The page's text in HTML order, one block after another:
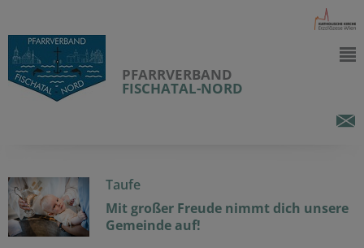
PFARRVERBAND
FISCHATAL-NORD
Taufe
Mit großer Freude nimmt dich unsere
Gemeinde auf!